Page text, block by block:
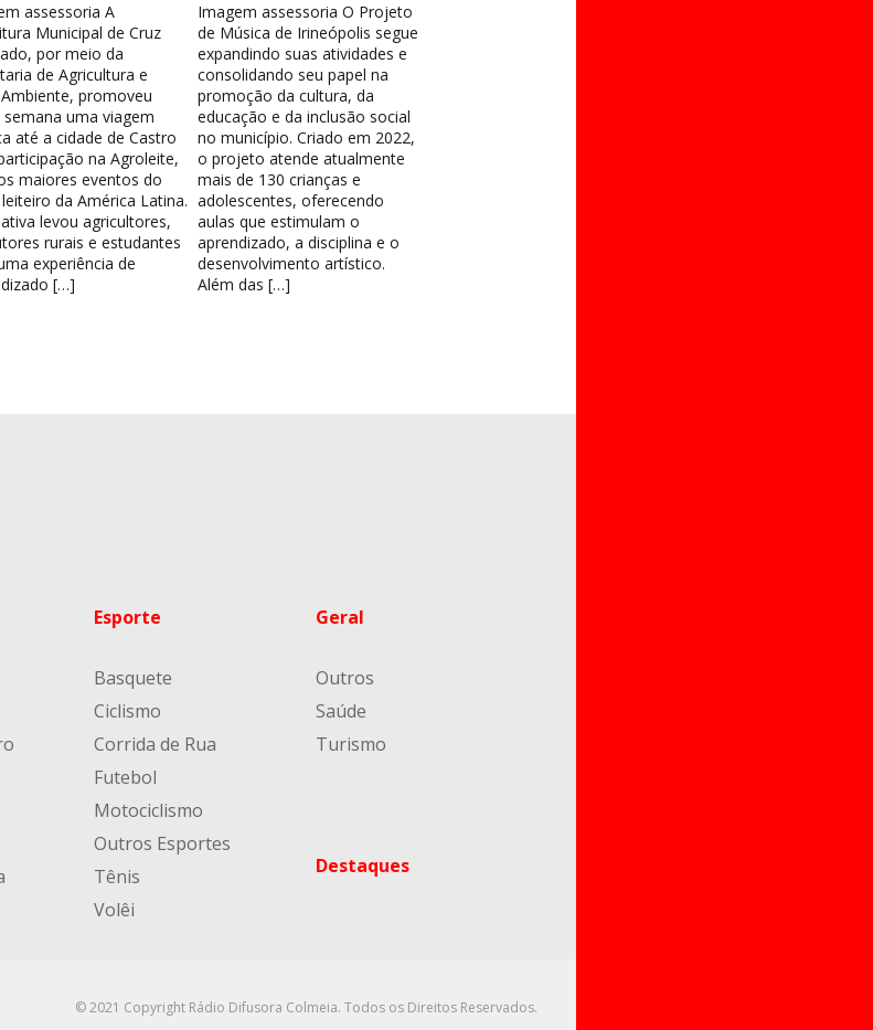
assessoria A
Municipal de Cruz
por meio da
de Agricultura e
promoveu
semana uma viagem
até a cidade de Castro
na Agroleite,
maiores eventos do
da América Latina.
levou agricultores,
rurais e estudantes
experiência de
[…]
Imagem assessoria O Projeto
de Música de Irineópolis segue
expandindo suas atividades e
consolidando seu papel na
promoção da cultura, da
educação e da inclusão social
no município. Criado em 2022,
o projeto atende atualmente
mais de 130 crianças e
adolescentes, oferecendo
aulas que estimulam o
aprendizado, a disciplina e o
desenvolvimento artístico.
Além das […]
Esporte
Basquete
Ciclismo
Corrida de Rua
Futebol
Motociclismo
Outros Esportes
Tênis
Volêi
Geral
Outros
Saúde
Turismo
Destaques
© 2021 Copyright Rádio Difusora Colmeia. Todos os Direitos Reservados.